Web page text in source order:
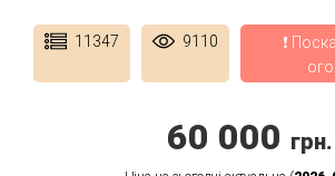
11347 9110
❗
60 000 грн.